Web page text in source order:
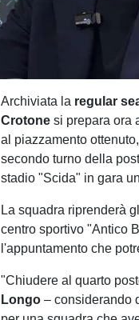
Archiviata la regular
Crotonesi prepara ora
al piazzamento
secondo turno della
stadio "Scida" in gara
La squadra riprenderà
centro sportivo "Antico
l'appuntamento che
"Chiudere al quarto
Longo– considerando